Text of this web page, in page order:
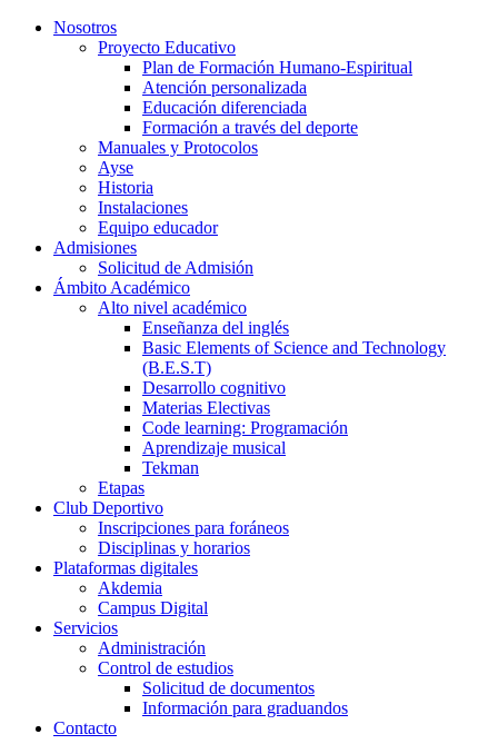
Nosotros
Proyecto Educativo
Plan de Formación Humano-Espiritual
Atención personalizada
Educación diferenciada
Formación a través del deporte
Manuales y Protocolos
Ayse
Historia
Instalaciones
Equipo educador
Admisiones
Solicitud de Admisión
Ámbito Académico
Alto nivel académico
Enseñanza del inglés
Basic Elements of Science and Technology
(B.E.S.T)
Desarrollo cognitivo
Materias Electivas
Code learning: Programación
Aprendizaje musical
Tekman
Etapas
Club Deportivo
Inscripciones para foráneos
Disciplinas y horarios
Plataformas digitales
Akdemia
Campus Digital
Servicios
Administración
Control de estudios
Solicitud de documentos
Información para graduandos
Contacto